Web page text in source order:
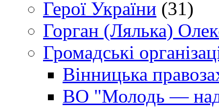
Герої України (31)
Горган (Лялька)
Громадські
Вінницька
ВО "Молодь —